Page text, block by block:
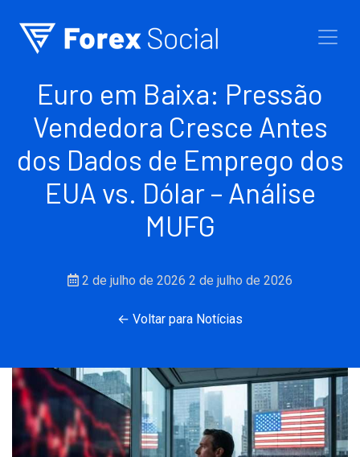
Euro em Baixa: Pressão
Vendedora Cresce Antes
dos Dados de Emprego dos
EUA vs. Dólar – Análise
MUFG
2 de julho de 2026 2 de julho de 2026
← Voltar para Notícias